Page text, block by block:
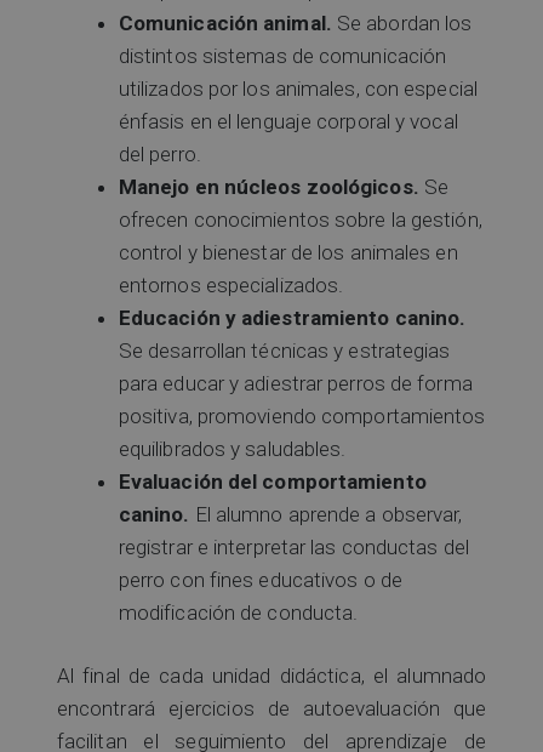
Comunicación animal. Se abordan los
distintos sistemas de comunicación
utilizados por los animales, con especial
énfasis en el lenguaje corporal y vocal
del perro.
Manejo en núcleos zoológicos. Se
ofrecen conocimientos sobre la gestión,
control y bienestar de los animales en
entornos especializados.
Educación y adiestramiento canino.
Se desarrollan técnicas y estrategias
para educar y adiestrar perros de forma
positiva, promoviendo comportamientos
equilibrados y saludables.
Evaluación del comportamiento
canino. El alumno aprende a observar,
registrar e interpretar las conductas del
perro con fines educativos o de
modificación de conducta.
Al final de cada unidad didáctica, el alumnado
encontrará ejercicios de autoevaluación que
facilitan el seguimiento del aprendizaje de